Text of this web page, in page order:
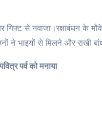
गिफ्ट से नवाजा।रक्षाबंधन के
ने भाइयों से मिलने और राखी
पर्व को मनाया